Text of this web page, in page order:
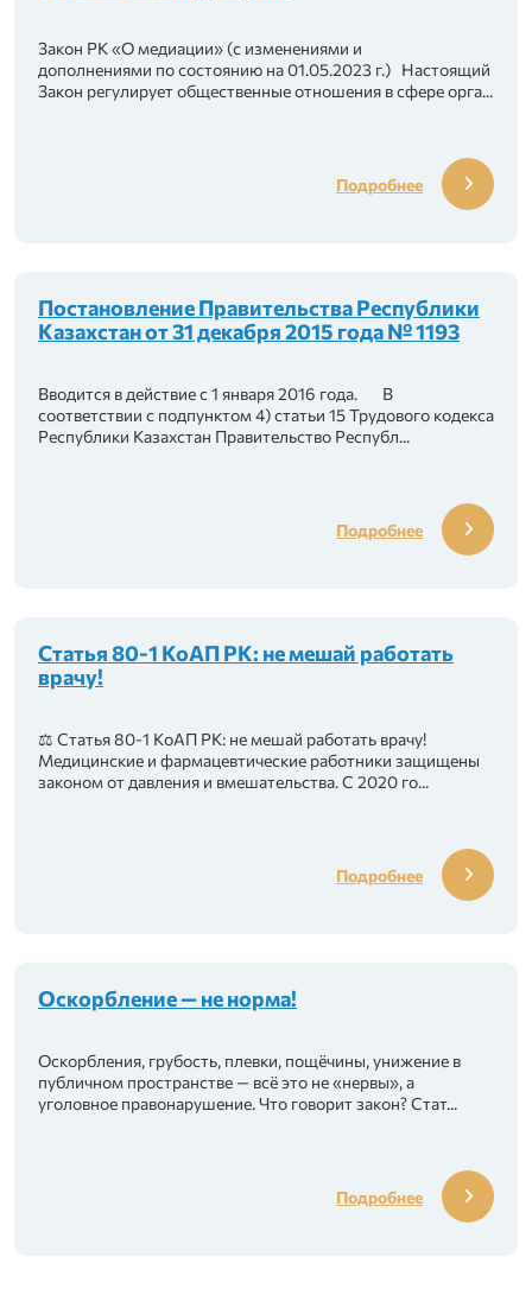
Закон РК «О медиации» (с изменениями и
дополнениями по состоянию на 01.05.2023 г.) Настоящий
Закон регулирует общественные отношения в сфере орга...
Подробнее
Постановление Правительства Республики
Казахстан от 31 декабря 2015 года № 1193
Вводится в действие с 1 января 2016 года. В
соответствии с подпунктом 4) статьи 15 Трудового кодекса
Республики Казахстан Правительство Республ...
Подробнее
Статья 80-1 КоАП РК: не мешай работать
врачу!
⚖️ Статья 80-1 КоАП РК: не мешай работать врачу!
Медицинские и фармацевтические работники защищены
законом от давления и вмешательства. С 2020 го...
Подробнее
Оскорбление — не норма!
Оскорбления, грубость, плевки, пощёчины, унижение в
публичном пространстве — всё это не «нервы», а
уголовное правонарушение. Что говорит закон? Стат...
Подробнее